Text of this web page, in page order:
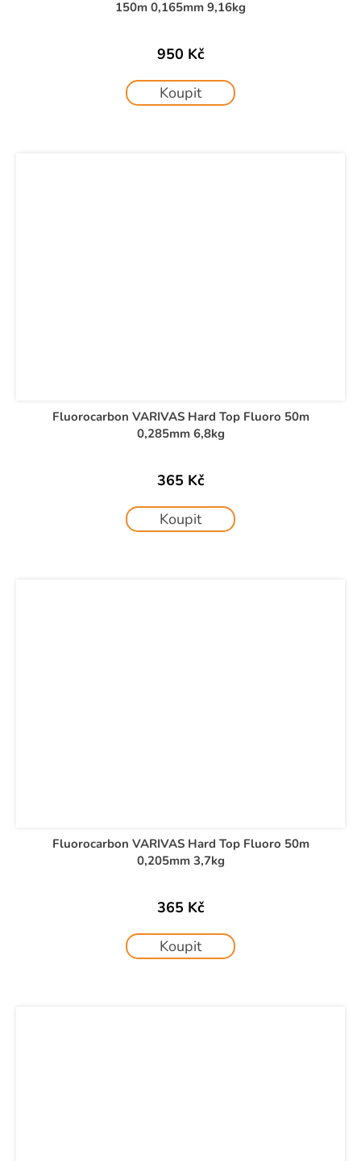
150m 0,165mm 9,16kg
950 Kč
Koupit
Fluorocarbon VARIVAS Hard Top Fluoro 50m
0,285mm 6,8kg
365 Kč
Koupit
Fluorocarbon VARIVAS Hard Top Fluoro 50m
0,205mm 3,7kg
365 Kč
Koupit